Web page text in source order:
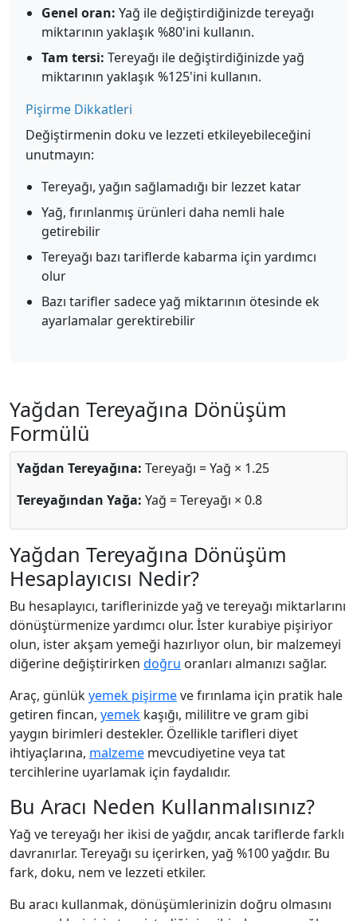
Genel oran: Yağ ile değiştirdiğinizde tereyağı
miktarının yaklaşık %80'ini kullanın.
Tam tersi: Tereyağı ile değiştirdiğinizde yağ
miktarının yaklaşık %125'ini kullanın.
Pişirme Dikkatleri
Değiştirmenin doku ve lezzeti etkileyebileceğini
unutmayın:
Tereyağı, yağın sağlamadığı bir lezzet katar
Yağ, fırınlanmış ürünleri daha nemli hale
getirebilir
Tereyağı bazı tariflerde kabarma için yardımcı
olur
Bazı tarifler sadece yağ miktarının ötesinde ek
ayarlamalar gerektirebilir
Yağdan Tereyağına Dönüşüm
Formülü
Yağdan Tereyağına: Tereyağı = Yağ × 1.25
Tereyağından Yağa: Yağ = Tereyağı × 0.8
Yağdan Tereyağına Dönüşüm
Hesaplayıcısı Nedir?
Bu hesaplayıcı, tariflerinizde yağ ve tereyağı miktarlarını
dönüştürmenize yardımcı olur. İster kurabiye pişiriyor
olun, ister akşam yemeği hazırlıyor olun, bir malzemeyi
diğerine değiştirirken doğru oranları almanızı sağlar.
Araç, günlükyemek pişirmeve fırınlama için pratik hale
getiren fincan, yemek kaşığı, mililitre ve gram gibi
yaygın birimleri destekler. Özellikle tarifleri diyet
ihtiyaçlarına, malzeme mevcudiyetine veya tat
tercihlerine uyarlamak için faydalıdır.
Bu Aracı Neden Kullanmalısınız?
Yağ ve tereyağı her ikisi de yağdır, ancak tariflerde farklı
davranırlar. Tereyağı su içerirken, yağ %100 yağdır. Bu
fark, doku, nem ve lezzeti etkiler.
Bu aracı kullanmak, dönüşümlerinizin doğru olmasını